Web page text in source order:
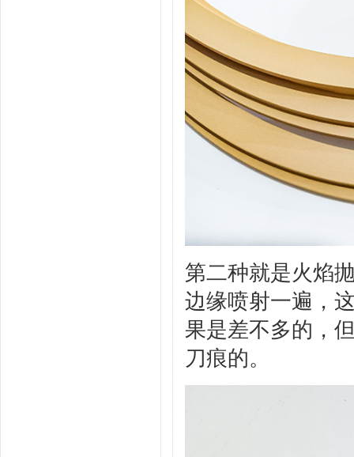
第二种就是火焰
边缘喷射一遍，
果是差不多的，
刀痕的。